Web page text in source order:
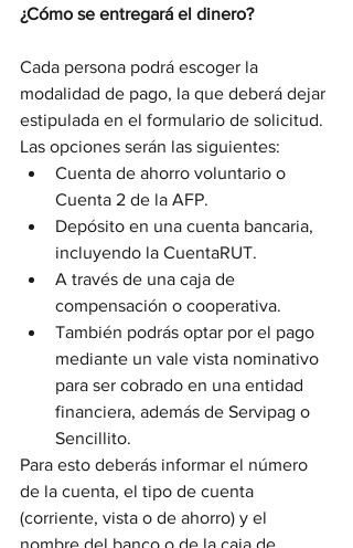
¿Cómo se entregará el dinero?
Cada persona podrá escoger la
modalidad de pago, la que deberá dejar
estipulada en el formulario de solicitud.
Las opciones serán las siguientes:
Cuenta de ahorro voluntario o
Cuenta 2 de la AFP.
Depósito en una cuenta bancaria,
incluyendo la CuentaRUT.
A través de una caja de
compensación o cooperativa.
También podrás optar por el pago
mediante un vale vista nominativo
para ser cobrado en una entidad
financiera, además de Servipag o
Sencillito.
Para esto deberás informar el número
de la cuenta, el tipo de cuenta
(corriente, vista o de ahorro) y el
nombre del banco o de la caja de